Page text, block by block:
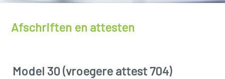
Afschriften en attesten
Model 30 (vroegere attest 704)